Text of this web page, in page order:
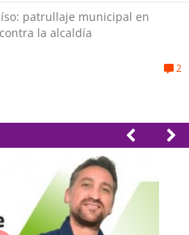
patrullaje municipal en
la alcaldía
2